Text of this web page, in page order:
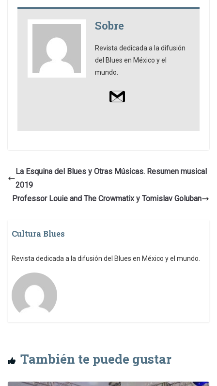
Sobre
Revista dedicada a la difusión
del Blues en México y el
mundo.
La Esquina del Blues y Otras Músicas. Resumen musical
2019
Professor Louie and The Crowmatix y Tomislav Goluban
Cultura Blues
Revista dedicada a la difusión del Blues en México y el mundo.
También te puede gustar